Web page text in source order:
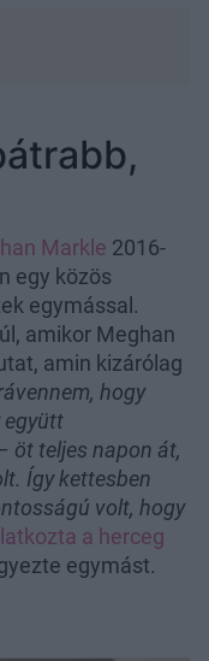
Markle 2016-
egy közös
egymással.
amikor Meghan
amin kizárólag
hogy
együtt
öt teljes napon át,
Így kettesben
volt, hogy
a herceg
egymást.